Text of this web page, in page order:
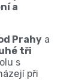
a
Prahy a
tři
s
při